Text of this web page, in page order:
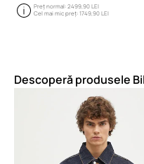
Preț normal:2499,90 LEI
Cel mai mic preț:1749,90 LEI
Descoperă produsele